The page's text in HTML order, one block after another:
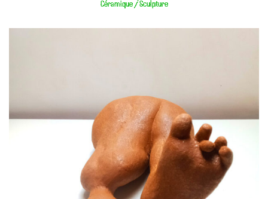
Céramique / Sculpture